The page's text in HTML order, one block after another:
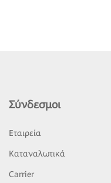
Σύνδεσμοι
Εταιρεία
Καταναλωτικά
Carrier